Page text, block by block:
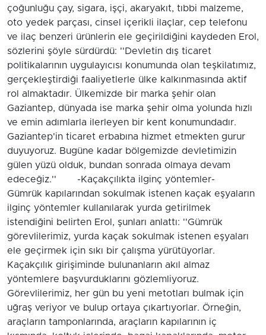
çoğunluğu çay, sigara, işçi, akaryakıt, tıbbi malzeme,
oto yedek parçası, cinsel içerikli ilaçlar, cep telefonu
ve ilaç benzeri ürünlerin ele geçirildiğini kaydeden Erol,
sözlerini şöyle sürdürdü: ''Devletin dış ticaret
politikalarının uygulayıcısı konumunda olan teşkilatımız,
gerçekleştirdiği faaliyetlerle ülke kalkınmasında aktif
rol almaktadır. Ülkemizde bir marka şehir olan
Gaziantep, dünyada ise marka şehir olma yolunda hızlı
ve emin adımlarla ilerleyen bir kent konumundadır.
Gaziantep'in ticaret erbabına hizmet etmekten gurur
duyuyoruz. Bugüne kadar bölgemizde devletimizin
gülen yüzü olduk, bundan sonrada olmaya devam
edeceğiz.'' -Kaçakçılıkta ilginç yöntemler-
Gümrük kapılarından sokulmak istenen kaçak eşyaların
ilginç yöntemler kullanılarak yurda getirilmek
istendiğini belirten Erol, şunları anlattı: ''Gümrük
görevlilerimiz, yurda kaçak sokulmak istenen eşyaları
ele geçirmek için sıkı bir çalışma yürütüyorlar.
Kaçakçılık girişiminde bulunanların akıl almaz
yöntemlere başvurduklarını gözlemliyoruz.
Görevlilerimiz, her gün bu yeni metotları bulmak için
uğraş veriyor ve bulup ortaya çıkartıyorlar. Örneğin,
araçların tamponlarında, araçların kapılarının iç